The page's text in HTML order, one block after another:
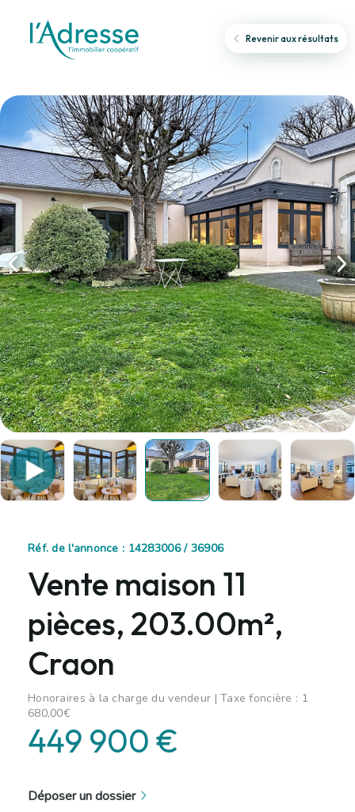
Revenir aux résultats
Réf. de l'annonce : 14283006 / 36906
Vente maison 11
pièces, 203.00m²,
Craon
Honoraires à la charge du vendeur | Taxe foncière : 1
680,00€
449 900 €
Déposer un dossier